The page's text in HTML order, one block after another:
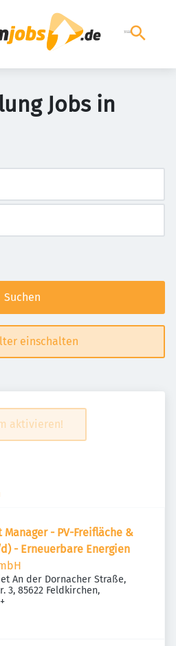
Jobs in
Suchen
einschalten
aktivieren!
Manager - PV-Freifläche &
- Erneuerbare Energien
An der Dornacher Straße,
3, 85622 Feldkirchen,
+